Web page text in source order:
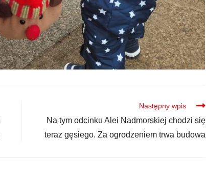
Następny wpis
Na tym odcinku Alei Nadmorskiej chodzi się
teraz gęsiego. Za ogrodzeniem trwa budowa